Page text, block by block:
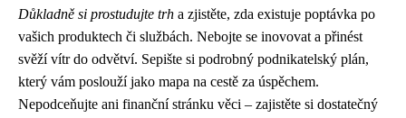
Důkladně si prostudujte trh a zjistěte, zda existuje poptávka po
vašich produktech či službách. Nebojte se inovovat a přinést
svěží vítr do odvětví. Sepište si podrobný podnikatelský plán,
který vám poslouží jako mapa na cestě za úspěchem.
Nepodceňujte ani finanční stránku věci – zajistěte si dostatečný